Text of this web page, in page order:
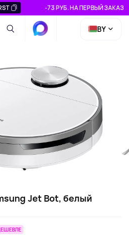
-73 РУБ. НА ПЕРВЫЙ ЗАКАЗ
BY
Jet Bot, белый